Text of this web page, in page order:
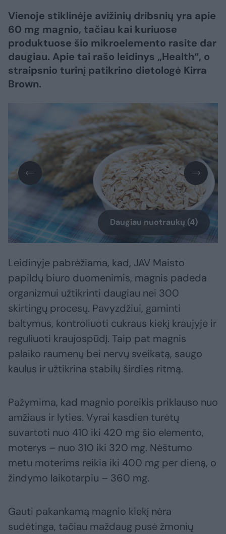
Vienoje stiklinėje avižinių dribsnių yra apie
60 mg magnio, tačiau kai kuriuose
produktuose šio mikroelemento rasite dar
daugiau. Apie tai rašo leidinys „Health“, o
straipsnio turinį patikrino dietologė Kirra
Brown.
Daugiau nuotraukų (4)
Leidinyje pabrėžiama, kad, JAV Maisto
papildų biuro duomenimis, magnis padeda
organizmui užtikrinti daugiau nei 300
skirtingų procesų. Pavyzdžiui, gaminti
baltymus, kontroliuoti cukraus kiekį kraujyje ir
reguliuoti kraujospūdį. Taip pat magnis
palaiko raumenų bei nervų sveikatą, saugo
kaulus ir užtikrina stabilų širdies ritmą.
Pažymima, kad magnio poreikis priklauso nuo
amžiaus ir lyties. Vyrai kasdien turėtų
suvartoti nuo 410 iki 420 mg šio elemento,
moterys – nuo 310 iki 320 mg. Nėštumo
metu moterims reikia iki 400 mg per dieną, o
žindymo laikotarpiu – 360 mg.
Gauti pakankamą magnio kiekį nėra
sudėtinga, tačiau maždaug pusė žmonių